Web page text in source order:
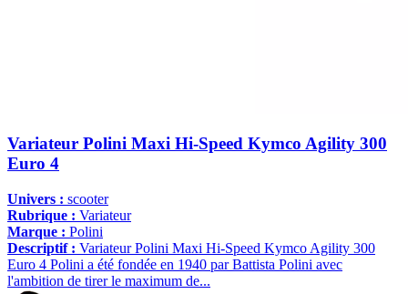
Variateur Polini Maxi Hi-Speed Kymco Agility 300
Euro 4
Univers : scooter
Rubrique : Variateur
Marque : Polini
Descriptif : Variateur Polini Maxi Hi-Speed Kymco Agility 300
Euro 4 Polini a été fondée en 1940 par Battista Polini avec
l'ambition de tirer le maximum de...